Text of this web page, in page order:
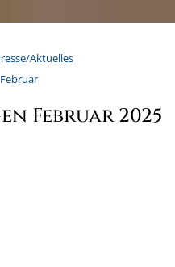
Aktuelles
Februar
Februar 2025